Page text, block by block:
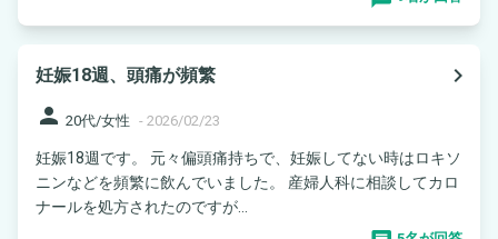
妊娠18週、頭痛が頻繁
navigate_next
person 20代/女性 - 2026/02/23
妊娠18週です。 元々偏頭痛持ちで、妊娠してない時はロキソ
ニンなどを頻繁に飲んでいました。 産婦人科に相談してカロ
ナールを処方されたのですが...